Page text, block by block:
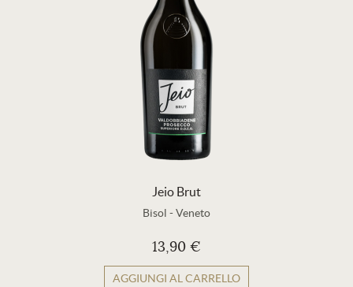
Jeio Brut
Bisol -Veneto
13,90 €
AGGIUNGI AL CARRELLO